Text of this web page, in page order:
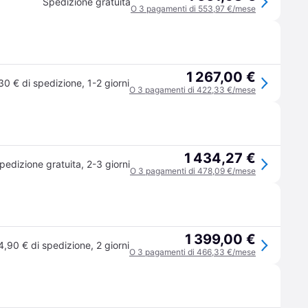
O 3 pagamenti di 553,97 €/mese
€ di spedizione, 1-2 giorni 1 267,00 €
O 3 pagamenti di 422,33 €/mese
gratuita, 2-3 giorni 1 434,27 €
O 3 pagamenti di 478,09 €/mese
€ di spedizione, 2 giorni 1 399,00 €
O 3 pagamenti di 466,33 €/mese